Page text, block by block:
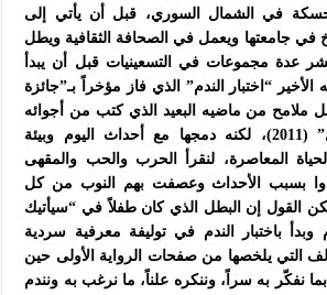
في الشمال السوري، قبل أن يأتي إلى
في جامعتها ويعمل في الصحافة الثقافية ويطل
عدة مجموعات في التسعينيات قبل أن يبدأ
الأخير “اختبار الندم” الذي فاز مؤخراً بـ”جائزة
ملامح من ماضيه البعيد الذي كتب من أجوائه
رواية “سيأتيك الغزال” (2011)، لكنه دمجها مع أحداث اليوم وبيئة
المعاصرة، لنقرأ الحرب والحب والمقهى
بسبب الأحداث وعصفت بهم النوب من كل
القول إن البطل الذي كان طفلاً في “سيأتيك
وبدأ باختبار الندم في توليفة معرفية سردية
التي يلخصها من صفحات الرواية الأولى حين
نفكّر به سراً، وننكره علناً، ما نرغب به ونندم